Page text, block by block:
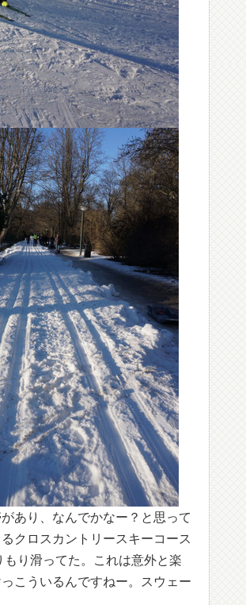
あり、なんでかなー？と思って
クロスカントリースキーコース
り滑ってた。これは意外と楽
こういるんですねー。スウェー